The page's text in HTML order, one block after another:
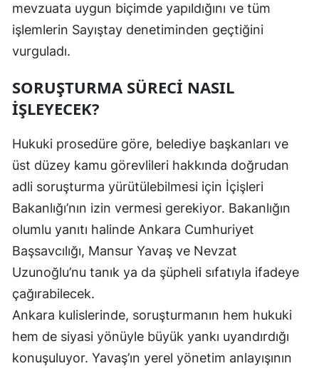
mevzuata uygun biçimde yapıldığını ve tüm
işlemlerin Sayıştay denetiminden geçtiğini
vurguladı.
SORUŞTURMA SÜRECI NASIL
İŞLEYECEK?
Hukuki prosedüre göre, belediye başkanları ve
üst düzey kamu görevlileri hakkında doğrudan
adli soruşturma yürütülebilmesi için İçişleri
Bakanlığı’nın izin vermesi gerekiyor. Bakanlığın
olumlu yanıtı halinde Ankara Cumhuriyet
Başsavcılığı, Mansur Yavaş ve Nevzat
Uzunoğlu’nu tanık ya da şüpheli sıfatıyla ifadeye
çağırabilecek.
Ankara kulislerinde, soruşturmanın hem hukuki
hem de siyasi yönüyle büyük yankı uyandırdığı
konuşuluyor. Yavaş’ın yerel yönetim anlayışının